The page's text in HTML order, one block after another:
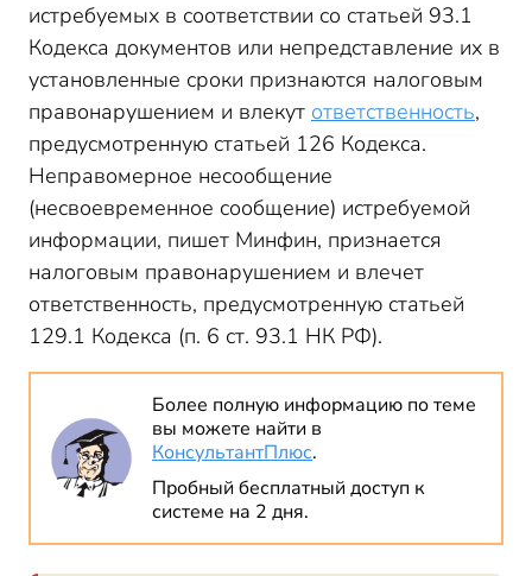
истребуемых в соответствии со статьей 93.1
Кодекса документов или непредставление их в
установленные сроки признаются налоговым
правонарушением и влекут ответственность,
предусмотренную статьей 126 Кодекса.
Неправомерное несообщение
(несвоевременное сообщение) истребуемой
информации, пишет Минфин, признается
налоговым правонарушением и влечет
ответственность, предусмотренную статьей
129.1 Кодекса (п. 6 ст. 93.1 НК РФ).
Более полную информацию по теме
вы можете найти в
КонсультантПлюс.
Пробный бесплатный доступ к
системе на 2 дня.